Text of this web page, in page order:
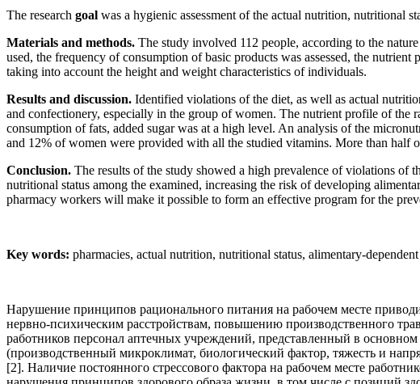
The research goal was a hygienic assessment of the actual nutrition, nutritional
Materials and methods. The study involved 112 people, according to the
used, the frequency of consumption of basic products was assessed, the
taking into account the height and weight characteristics of individuals.
Results and discussion. Identified violations of the diet, as well as actual
and confectionery, especially in the group of women. The nutrient profile of the
consumption of fats, added sugar was at a high level. An analysis of the
and 12% of women were provided with all the studied vitamins. More than half
Conclusion. The results of the study showed a high prevalence of violations
nutritional status among the examined, increasing the risk of developing
pharmacy workers will make it possible to form an effective program for the
Key words: pharmacies, actual nutrition, nutritional status, alimentary-
Нарушение принципов рационального питания на рабочем месте
нервно-психическим расстройствам, повышению производственного
работников персонал аптечных учреждений, представленный в
(производственный микроклимат, биологический фактор, тяжесть и
[2]. Наличие постоянного стрессового фактора на рабочем месте